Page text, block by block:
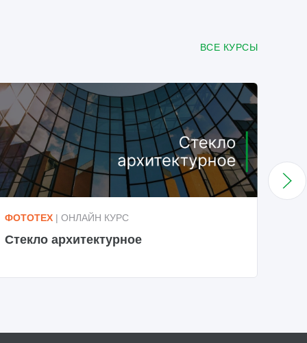
ВСЕ КУРСЫ
ФОТОТЕХ | ОНЛАЙН КУРС
Стекло архитектурное